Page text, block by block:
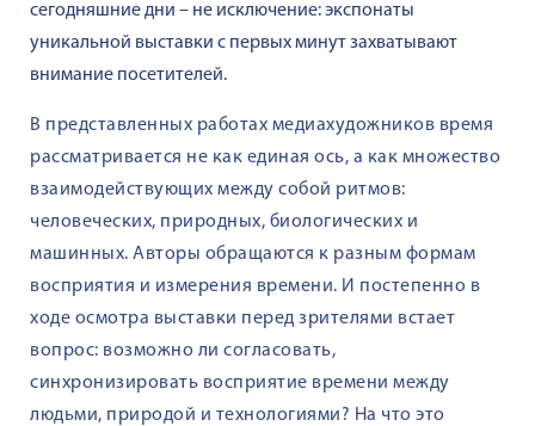
сегодняшние дни – не исключение: экспонаты
уникальной выставки с первых минут захватывают
внимание посетителей.
В представленных работах медиахудожников время
рассматривается не как единая ось, а как множество
взаимодействующих между собой ритмов:
человеческих, природных, биологических и
машинных. Авторы обращаются к разным формам
восприятия и измерения времени. И постепенно в
ходе осмотра выставки перед зрителями встает
вопрос: возможно ли согласовать,
синхронизировать восприятие времени между
людьми, природой и технологиями? На что это